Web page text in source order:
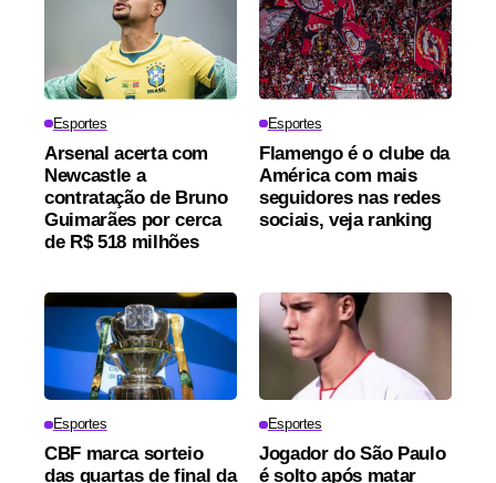
Esportes
Arsenal acerta com
Newcastle a
contratação de Bruno
Guimarães por cerca
de R$ 518 milhões
Esportes
Flamengo é o clube da
América com mais
seguidores nas redes
sociais, veja ranking
Esportes
CBF marca sorteio
das quartas de final da
Esportes
Jogador do São Paulo
é solto após matar